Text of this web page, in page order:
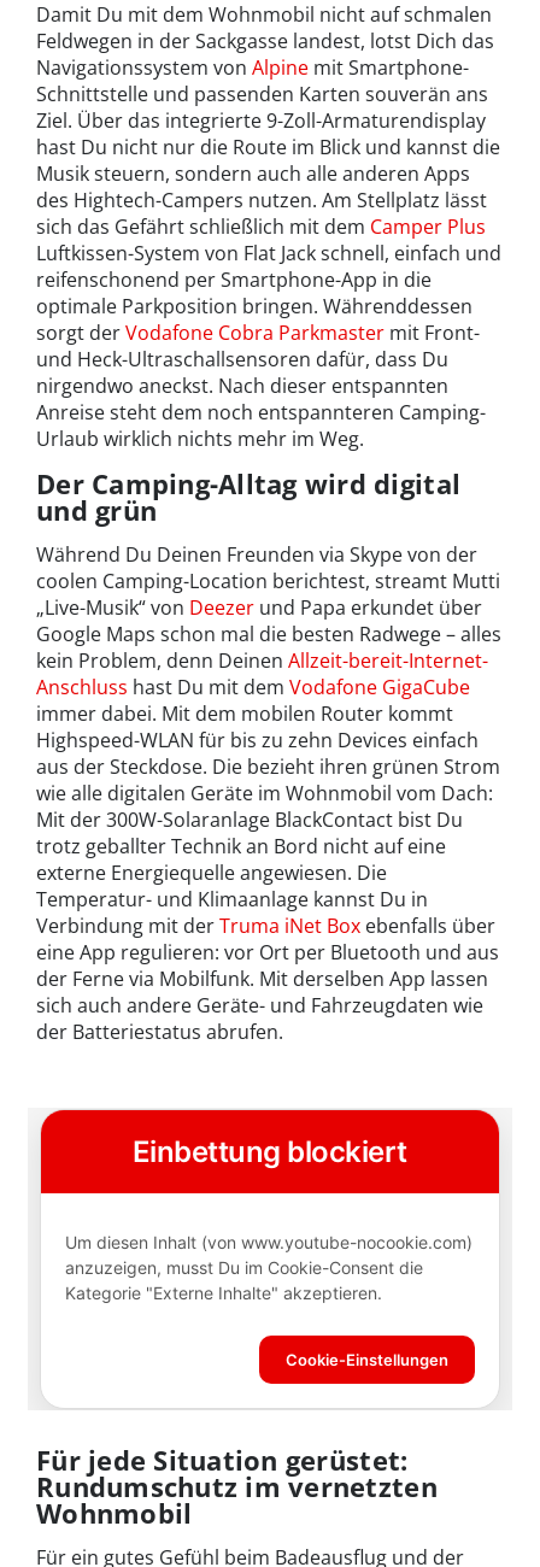
Damit Du mit dem Wohnmobil nicht auf schmalen
Feldwegen in der Sackgasse landest, lotst Dich das
Navigationssystem von Alpine mit Smartphone-
Schnittstelle und passenden Karten souverän ans
Ziel. Über das integrierte 9-Zoll-Armaturendisplay
hast Du nicht nur die Route im Blick und kannst die
Musik steuern, sondern auch alle anderen Apps
des Hightech-Campers nutzen. Am Stellplatz lässt
sich das Gefährt schließlich mit dem Camper Plus
Luftkissen-System von Flat Jack schnell, einfach und
reifenschonend per Smartphone-App in die
optimale Parkposition bringen. Währenddessen
sorgt derVodafone Cobra Parkmaster mit Front-
und Heck-Ultraschallsensoren dafür, dass Du
nirgendwo aneckst. Nach dieser entspannten
Anreise steht dem noch entspannteren Camping-
Urlaub wirklich nichts mehr im Weg.
Der Camping-Alltag wird digital
und grün
Während Du Deinen Freunden via Skype von der
coolen Camping-Location berichtest, streamt Mutti
„Live-Musik“ von Deezer und Papa erkundet über
Google Maps schon mal die besten Radwege – alles
kein Problem, denn Deinen Allzeit-bereit-Internet-
Anschluss hast Du mit dem Vodafone GigaCube
immer dabei. Mit dem mobilen Router kommt
Highspeed-WLAN für bis zu zehn Devices einfach
aus der Steckdose. Die bezieht ihren grünen Strom
wie alle digitalen Geräte im Wohnmobil vom Dach:
Mit der 300W-Solaranlage BlackContact bist Du
trotz geballter Technik an Bord nicht auf eine
externe Energiequelle angewiesen. Die
Temperatur- und Klimaanlage kannst Du in
Verbindung mit derTruma iNet Box ebenfalls über
eine App regulieren: vor Ort per Bluetooth und aus
der Ferne via Mobilfunk. Mit derselben App lassen
sich auch andere Geräte- und Fahrzeugdaten wie
der Batteriestatus abrufen.
Für jede Situation gerüstet:
Rundumschutz im vernetzten
Wohnmobil
Für ein gutes Gefühl beim Badeausflug und der